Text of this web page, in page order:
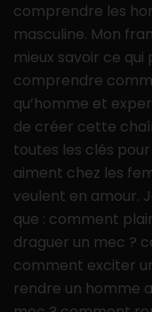
comprendre les
masculine. Mon
mieux savoir ce
comprendre
qu’homme et
de créer cette
toutes les clés
aiment chez les
veulent en amour.
que : comment
draguer un mec ?
comment exciter
rendre un homme